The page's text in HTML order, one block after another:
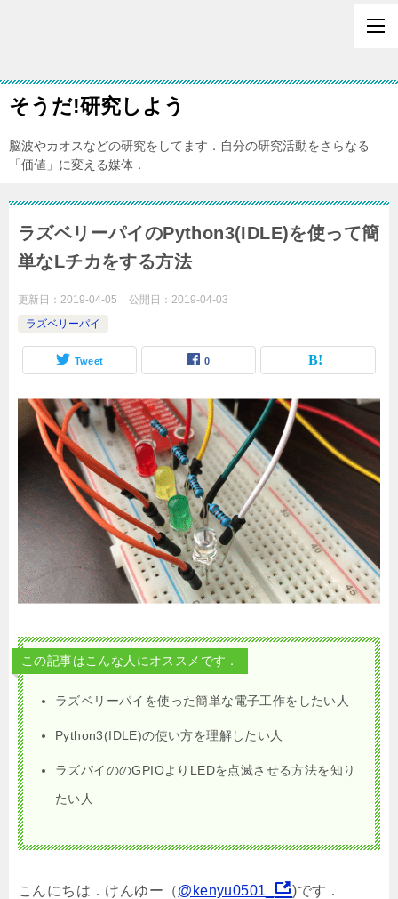
そうだ!研究しよう
脳波やカオスなどの研究をしてます．自分の研究活動をさらなる
「価値」に変える媒体．
ラズベリーパイのPython3(IDLE)を使って簡
単なLチカをする方法
更新日： 2019-04-05 公開日： 2019-04-03
ラズベリーパイ
Tweet 0
この記事はこんな人にオススメです．
ラズベリーパイを使った簡単な電子工作をしたい人
Python3(IDLE)の使い方を理解したい人
ラズパイののGPIOよりLEDを点滅させる方法を知り
たい人
こんにちは．けんゆー（@kenyu0501_
)です．